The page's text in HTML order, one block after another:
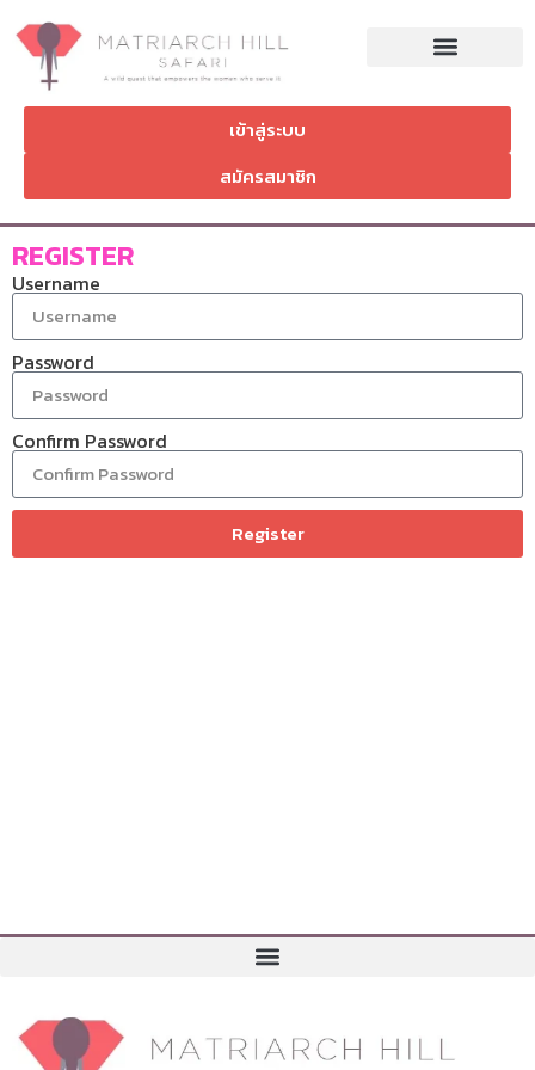
เข้าสู่ระบบ
สมัครสมาชิก
REGISTER
Username
Password
Confirm Password
Register